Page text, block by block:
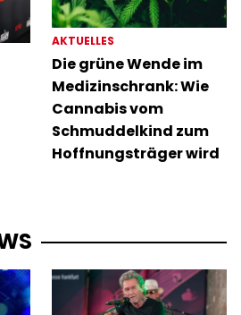
AKTUELLES
Die grüne Wende im
Medizinschrank: Wie
Cannabis vom
Schmuddelkind zum
Hoffnungsträger wird